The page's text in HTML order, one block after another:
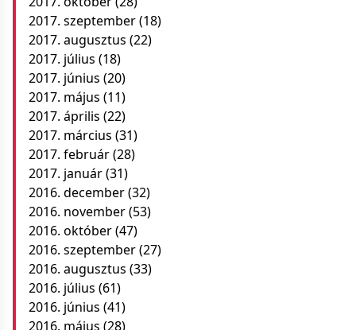
2017. szeptember(18)
2017. augusztus (22)
2017. július (18)
2017. június (20)
2017. május (11)
2017. április (22)
2017. március (31)
2017. február(28)
2017. január(31)
2016. december(32)
2016. november(53)
2016. október(47)
2016. szeptember(27)
2016. augusztus (33)
2016. július (61)
2016. június (41)
2016. május (28)